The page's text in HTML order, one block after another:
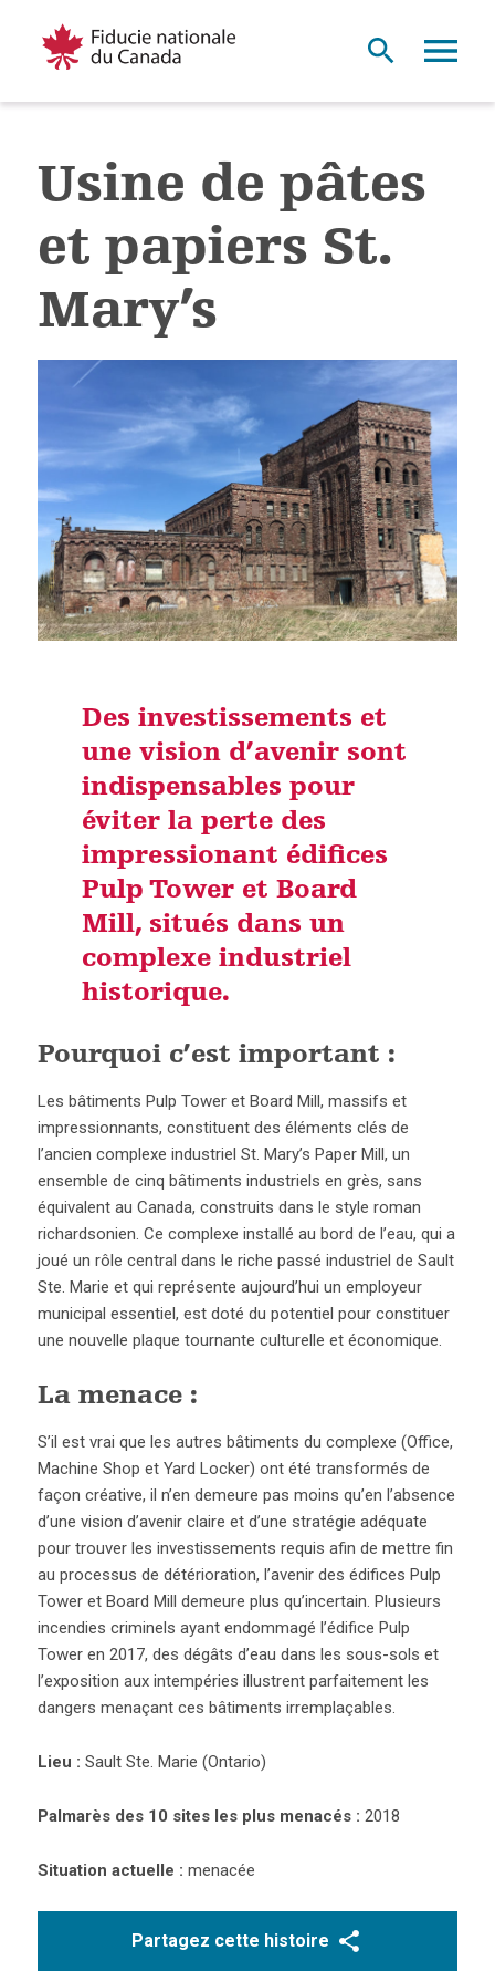
Usine de pâtes
et papiers St.
Mary’s
Des investissements et
une vision d’avenir sont
indispensables pour
éviter la perte des
impressionant édifices
Pulp Tower et Board
Mill, situés dans un
complexe industriel
historique.
Pourquoi c’est important :
Les bâtiments Pulp Tower et Board Mill, massifs et
impressionnants, constituent des éléments clés de
l’ancien complexe industriel St. Mary’s Paper Mill, un
ensemble de cinq bâtiments industriels en grès, sans
équivalent au Canada, construits dans le style roman
richardsonien. Ce complexe installé au bord de l’eau, qui a
joué un rôle central dans le riche passé industriel de Sault
Ste. Marie et qui représente aujourd’hui un employeur
municipal essentiel, est doté du potentiel pour constituer
une nouvelle plaque tournante culturelle et économique.
La menace :
S’il est vrai que les autres bâtiments du complexe (Office,
Machine Shop et Yard Locker) ont été transformés de
façon créative, il n’en demeure pas moins qu’en l’absence
d’une vision d’avenir claire et d’une stratégie adéquate
pour trouver les investissements requis afin de mettre fin
au processus de détérioration, l’avenir des édifices Pulp
Tower et Board Mill demeure plus qu’incertain. Plusieurs
incendies criminels ayant endommagé l’édifice Pulp
Tower en 2017, des dégâts d’eau dans les sous-sols et
l’exposition aux intempéries illustrent parfaitement les
dangers menaçant ces bâtiments irremplaçables.
Lieu : Sault Ste. Marie (Ontario)
Palmarès des 10 sites les plus menacés : 2018
Situation actuelle : menacée
Partagez cette histoire